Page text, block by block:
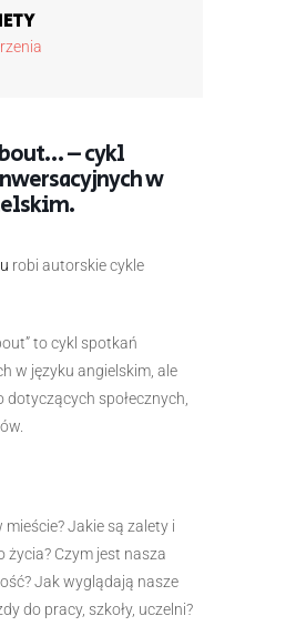
– cykl
w
robi autorskie cykle
to cykl spotkań
w języku angielskim, ale
dotyczących społecznych,
mieście? Jakie są zalety i
życia? Czym jest nasza
Jak wyglądają nasze
do pracy, szkoły, uczelni?